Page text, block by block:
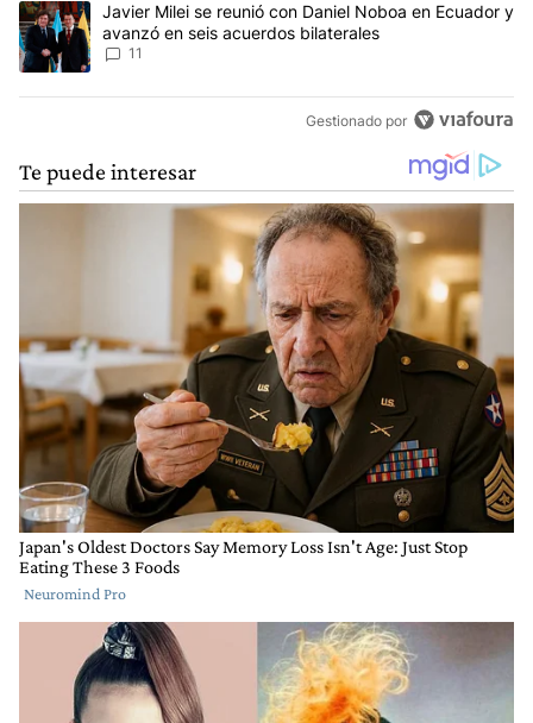
Un artículo de tendencia con el título "Javier Milei se reunió con
Javier Milei se reunió con Daniel Noboa en Ecuador y
avanzó en seis acuerdos bilaterales
11
Gestionado por